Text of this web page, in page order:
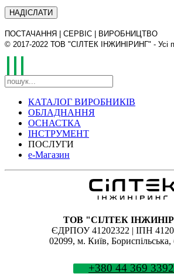
ПОСТАЧАННЯ | СЕРВІС | ВИРОБНИЦТВО
© 2017-2022 ТОВ "СІЛТЕК ІНЖИНІРИНГ" - Усі
КАТАЛОГ ВИРОБНИКІВ
ОБЛАДНАННЯ
ОСНАСТКА
ІНСТРУМЕНТ
ПОСЛУГИ
е-Магазин
ТОВ "СІЛТЕК
ЄДРПОУ 41202322 | ІПН
02099, м. Київ,
+380 44 369 3392